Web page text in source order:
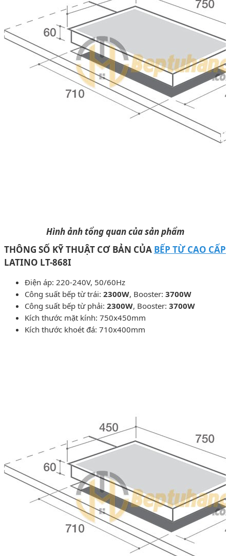
Hình ảnh tổng quan của sản phẩm
THÔNG SỐ KỸ THUẬT CƠ BẢN CỦA BẾP TỪ CAO CẤP
LATINO LT-868I
Điện áp: 220-240V, 50/60Hz
Công suất bếp từ trái: 2300W, Booster: 3700W
Công suất bếp từ phải: 2300W, Booster: 3700W
Kích thước mặt kính: 750x450mm
Kích thước khoét đá: 710x400mm